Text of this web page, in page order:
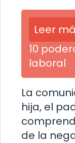
Leer
10
laboral
La
hija, el
de la